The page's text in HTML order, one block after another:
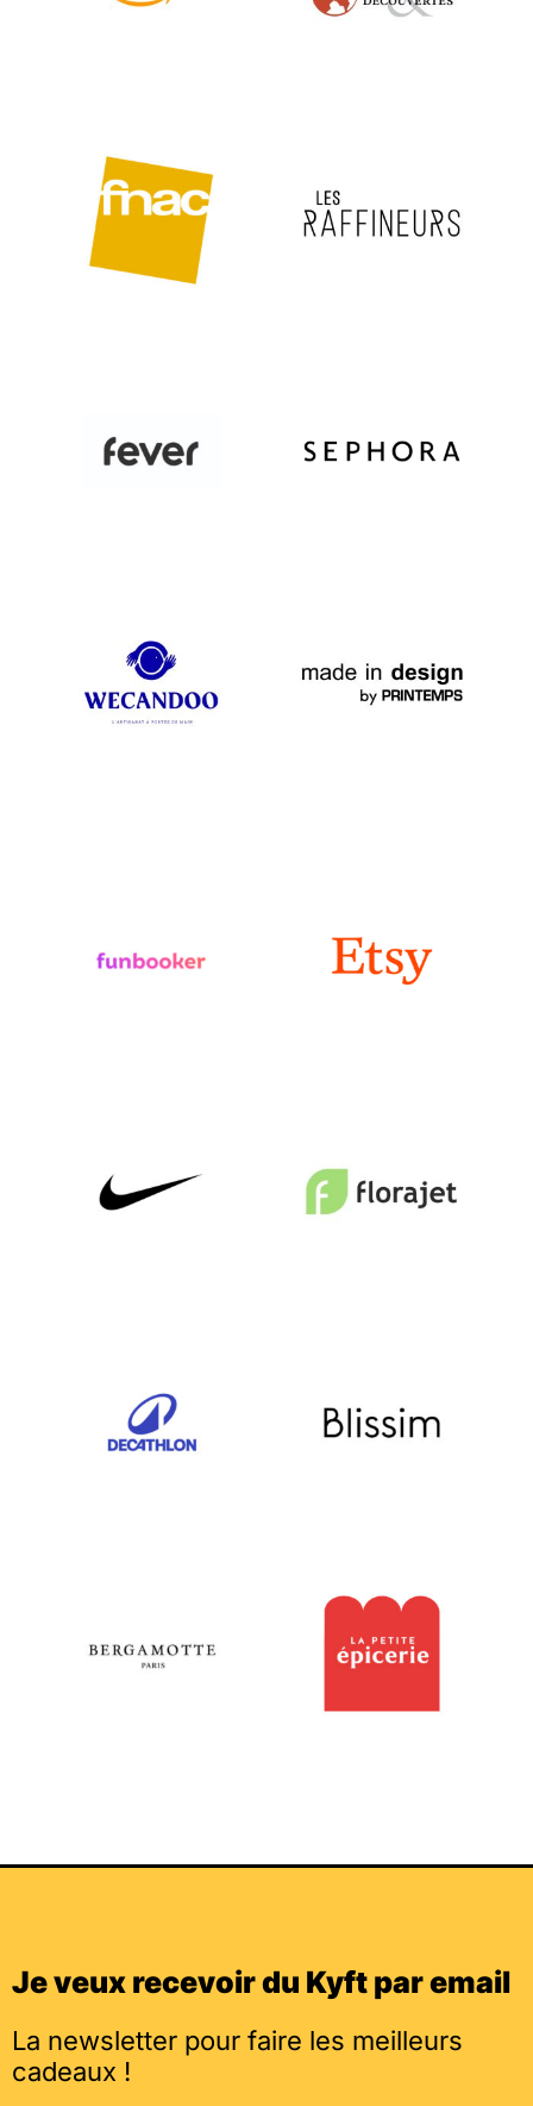
Je veux recevoir du Kyft par email
La newsletter pour faire les meilleurs
cadeaux !